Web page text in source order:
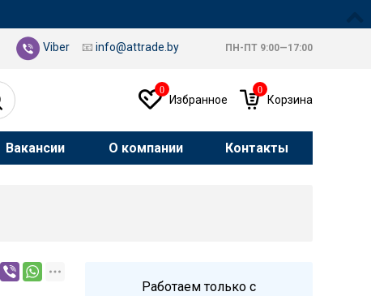
Viber 📧 info@attrade.by ПН-ПТ 9:00—17:00
0
Избранное
0
Корзина
Вакансии О компании Контакты
Работаем только с